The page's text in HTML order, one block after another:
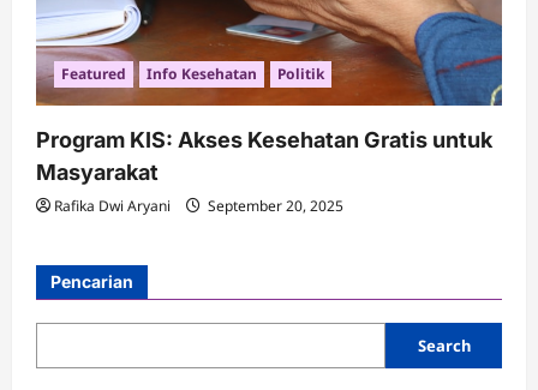
Featured Info Kesehatan Politik
Program KIS: Akses Kesehatan Gratis untuk
Masyarakat
Rafika Dwi Aryani September 20, 2025
Pencarian
Search